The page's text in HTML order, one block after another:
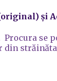
și
se